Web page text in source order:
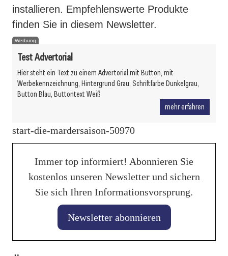
installieren. Empfehlenswerte Produkte
finden Sie in diesem Newsletter.
Werbung
Test Advertorial
Hier steht ein Text zu einem Advertorial mit Button, mit
Werbekennzeichnung, Hintergrund Grau, Schriftfarbe Dunkelgrau,
Button Blau, Buttontext Weiß
mehr erfahren
start-die-mardersaison-50970
Immer top informiert! Abonnieren Sie
kostenlos unseren Newsletter und sichern
Sie sich Ihren Informationsvorsprung.
Newsletter abonnieren